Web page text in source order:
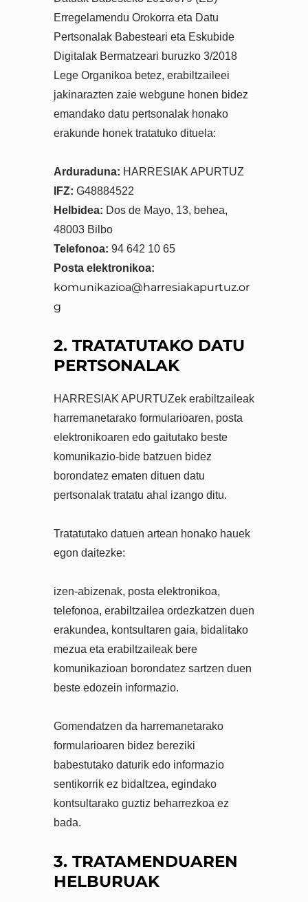
Erregelamendu Orokorra eta Datu
Pertsonalak Babesteari eta Eskubide
Digitalak Bermatzeari buruzko 3/2018
Lege Organikoa betez, erabiltzaileei
jakinarazten zaie webgune honen bidez
emandako datu pertsonalak honako
erakunde honek tratatuko dituela:
Arduraduna: HARRESIAK APURTUZ
IFZ: G48884522
Helbidea: Dos de Mayo, 13, behea,
48003 Bilbo
Telefonoa: 94 642 10 65
Posta elektronikoa:
komunikazioa@harresiakapurtuz.or
g
2. TRATATUTAKO DATU
PERTSONALAK
HARRESIAK APURTUZek erabiltzaileak
harremanetarako formularioaren, posta
elektronikoaren edo gaitutako beste
komunikazio-bide batzuen bidez
borondatez ematen dituen datu
pertsonalak tratatu ahal izango ditu.
Tratatutako datuen artean honako hauek
egon daitezke:
izen-abizenak, posta elektronikoa,
telefonoa, erabiltzailea ordezkatzen duen
erakundea, kontsultaren gaia, bidalitako
mezua eta erabiltzaileak bere
komunikazioan borondatez sartzen duen
beste edozein informazio.
Gomendatzen da harremanetarako
formularioaren bidez bereziki
babestutako daturik edo informazio
sentikorrik ez bidaltzea, egindako
kontsultarako guztiz beharrezkoa ez
bada.
3. TRATAMENDUAREN
HELBURUAK